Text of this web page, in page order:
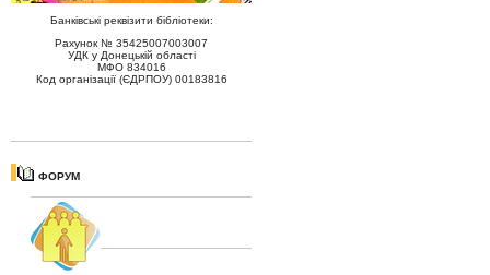
Банківські реквізити бібліотеки:
Рахунок № 35425007003007
УДК у Донецькій області
МФО 834016
Код організації (ЄДРПОУ) 00183816
ФОРУМ